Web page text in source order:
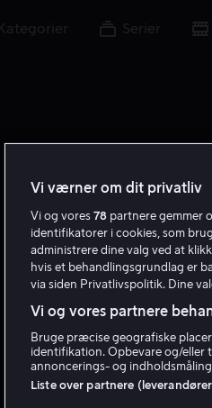
Kategorier Serier
Vi værner om dit privatliv
Vi og vores 78 partnere gemmer
identifikatorer i cookies, som
administrere dine valg ved at
hvis et behandlingsgrundlag er
via siden Privatlivspolitik. Dine
Vi og vores partnere
Bruge præcise geografiske
identifikation. Opbevare og/eller
annoncerings- og
Liste over partnere